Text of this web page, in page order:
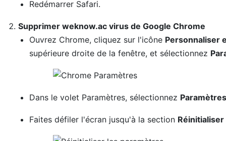
Redémarrer Safari.
Supprimer weknow.ac virus de Google Chrome
Ouvrez Chrome, cliquez sur l'icône Personnaliser
supérieure droite de la fenêtre, et sélectionnez
Dans le volet Paramètres, sélectionnez
Faites défiler l'écran jusqu'à la section